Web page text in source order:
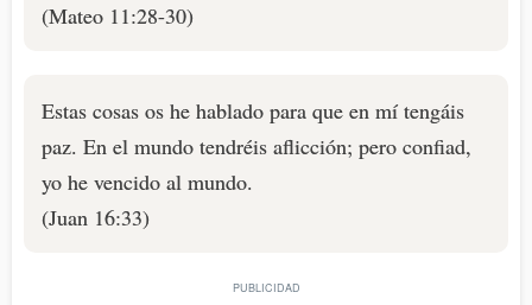
(Mateo 11:28-30)
Estas cosas os he hablado para que en mí tengáis
paz. En el mundo tendréis aflicción; pero confiad,
yo he vencido al mundo.
(Juan 16:33)